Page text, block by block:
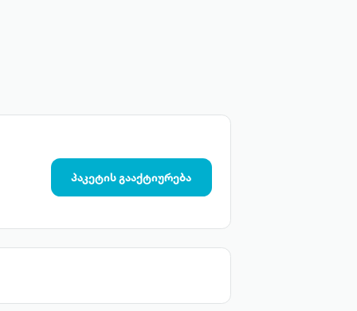
პაკეტის გააქტიურება